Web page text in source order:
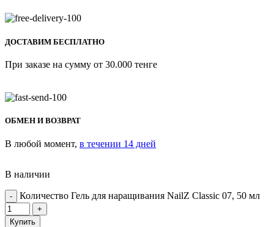
ДОСТАВИМ БЕСПЛАТНО
При заказе на сумму от 30.000 тенге
ОБМЕН И ВОЗВРАТ
В любой момент, в течении 14 дней
В наличии
Количество Гель для наращивания NailZ Classic 07, 50 мл
Купить